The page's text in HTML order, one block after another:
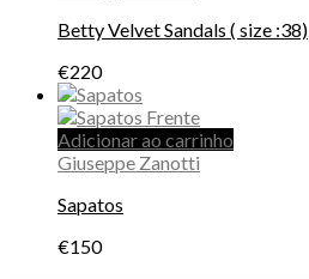
Betty Velvet Sandals ( size :38)
€220
Adicionar ao carrinho
Giuseppe Zanotti
Sapatos
€150